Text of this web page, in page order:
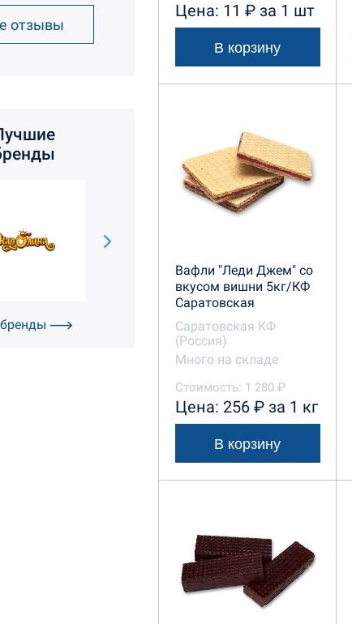
отзывы
Цена: 11 ₽ за 1 шт
В корзину
Вафли "Леди Джем" со
вкусом вишни 5кг/КФ
Саратовская
Саратовская КФ
(Россия)
Много на складе
Стоимость: 1 280 ₽
Цена: 256 ₽ за 1 кг
В корзину